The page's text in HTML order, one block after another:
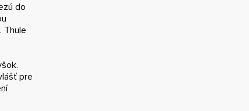
do
Thule
pre